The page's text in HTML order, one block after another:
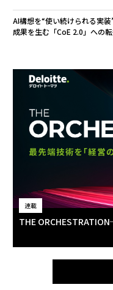
AI構想を“使い続けられる実装
成果を生む「CoE 2.0」への
連載
THE